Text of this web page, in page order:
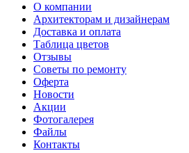
О компании
Архитекторам и дизайнерам
Доставка и оплата
Таблица цветов
Отзывы
Советы по ремонту
Оферта
Новости
Акции
Фотогалерея
Файлы
Контакты